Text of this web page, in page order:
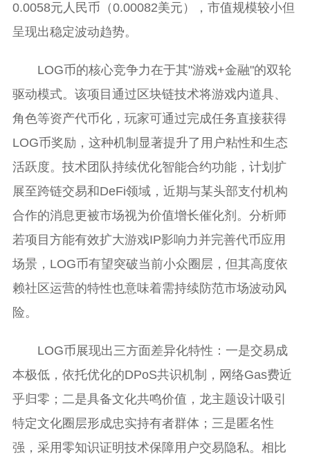
0.0058元人民币（0.00082美元），市值规模较小但
呈现出稳定波动趋势。
LOG币的核心竞争力在于其"游戏+金融"的双轮
驱动模式。该项目通过区块链技术将游戏内道具、
角色等资产代币化，玩家可通过完成任务直接获得
LOG币奖励，这种机制显著提升了用户粘性和生态
活跃度。技术团队持续优化智能合约功能，计划扩
展至跨链交易和DeFi领域，近期与某头部支付机构
合作的消息更被市场视为价值增长催化剂。分析师
若项目方能有效扩大游戏IP影响力并完善代币应用
场景，LOG币有望突破当前小众圈层，但其高度依
赖社区运营的特性也意味着需持续防范市场波动风
险。
LOG币展现出三方面差异化特性：一是交易成
本极低，依托优化的DPoS共识机制，网络Gas费近
乎归零；二是具备文化共鸣价值，龙主题设计吸引
特定文化圈层形成忠实持有者群体；三是匿名性
强，采用零知识证明技术保障用户交易隐私。相比